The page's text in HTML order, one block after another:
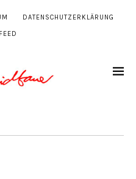
DATENSCHUTZERKLÄRUNG